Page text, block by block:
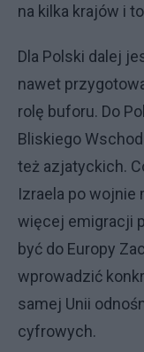
na kilka krajów i
Dla Polski dalej
nawet
rolę buforu. Do
Bliskiego
też azjatyckich.
Izraela po wojnie
więcej emigracji
być do Europy
wprowadzić
samej Unii
cyfrowych.